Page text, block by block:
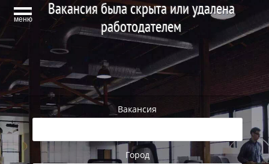
меню
Вакансия была скрыта или удалена
работодателем
Вакансия
Город